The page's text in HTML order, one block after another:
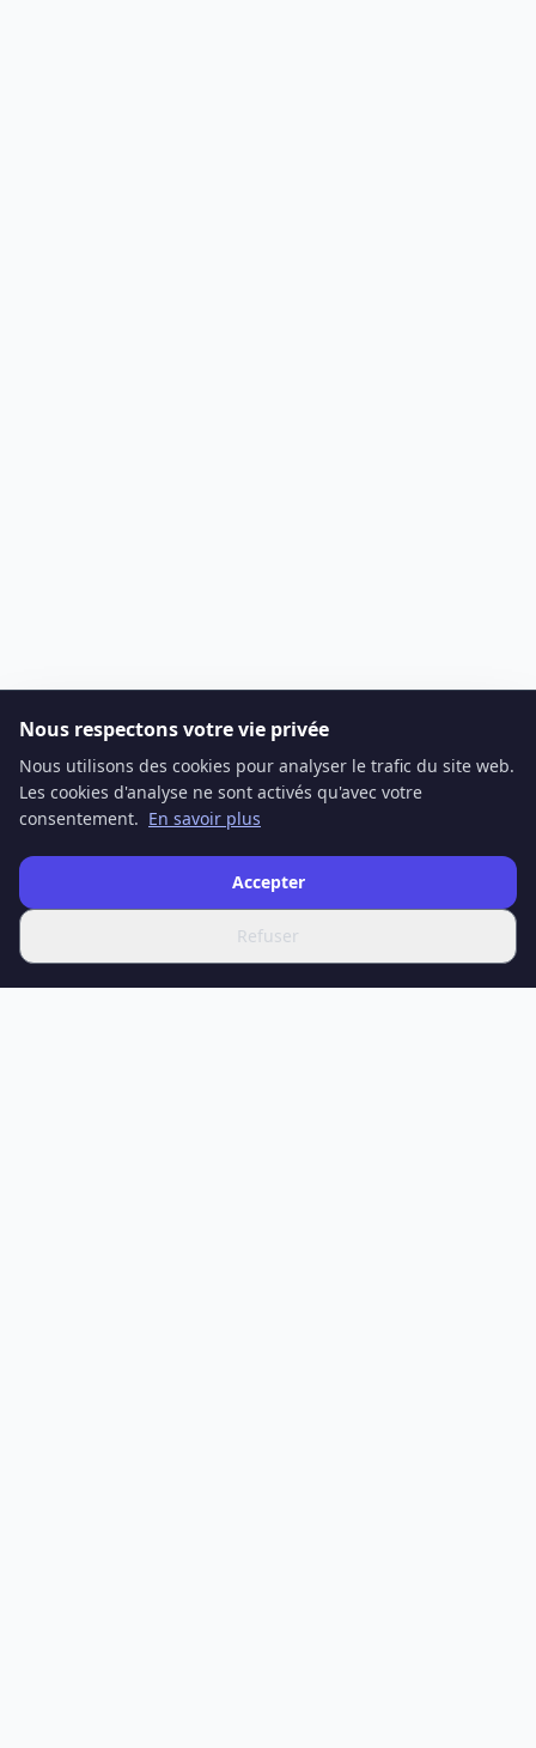
Nous respectons votre vie privée
Nous utilisons des cookies pour analyser le trafic du site web.
Les cookies d'analyse ne sont activés qu'avec votre
consentement. En savoir plus
Refuser
Accepter